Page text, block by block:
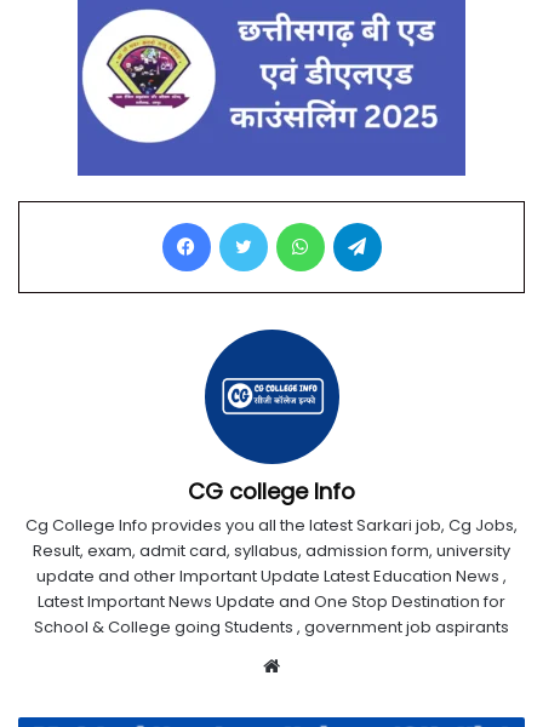
FacebookTwitter WhatsApp
CG college Info
Cg College Info provides you all the latest Sarkari job, Cg Jobs,
Result, exam, admit card, syllabus, admission form, university
update and other Important Update Latest Education News ,
Latest Important News Update and One Stop Destination for
School & College going Students , government job aspirants
Website